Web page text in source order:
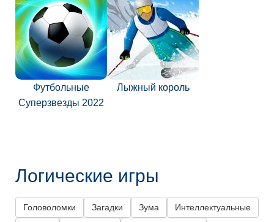
Футбольные
Суперзвезды 2022
Лыжный король
Логические игры
Головоломки Загадки Зума Интеллектуальные